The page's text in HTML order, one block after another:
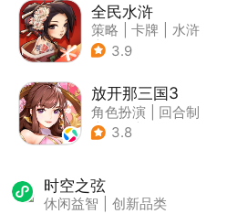
全民水浒
策略 卡牌
水浒
| 中国风
3.9
放开那三国3
角色扮演
回合制
| 三国
3.8
时空之弦
休闲益智 创新品类